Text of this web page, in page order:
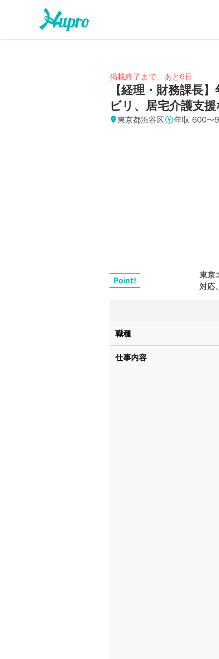
掲載終了まで、あと6日
【経理・財務課長
ビリ、居宅介護支
東京都渋谷区 年収 600〜
Point!
東京
対応
職種
仕事内容